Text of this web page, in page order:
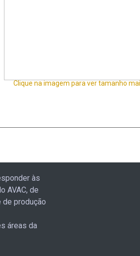
Clique na imagem para ver tamanho
às
AVAC, de
produção
áreas da